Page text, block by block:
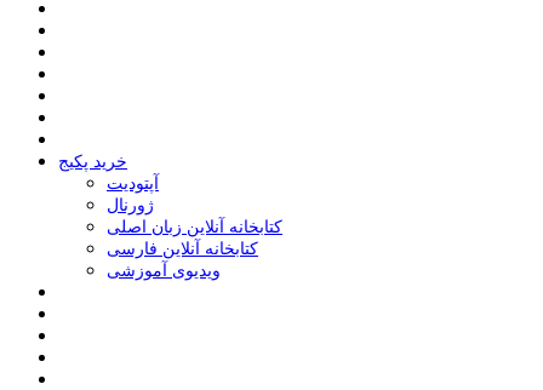
خرید پکیج
ﺁﭘﺘﻮﺩﯾﺖ
ﮊﻭﺭﻧﺎﻝ
کتابخانه آنلاین زبان اصلی
کتابخانه آنلاین فارسی
ویدیوی آموزشی